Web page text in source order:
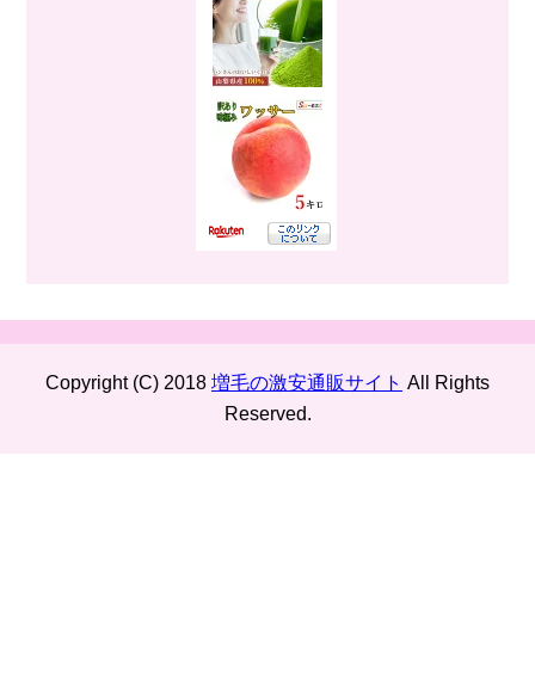
Copyright (C) 2018 増毛の激安通販サイト All Rights
Reserved.